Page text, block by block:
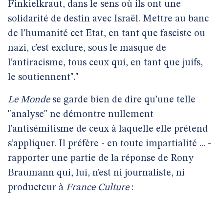
Finkielkraut, dans le sens où ils ont une
solidarité de destin avec Israël. Mettre au banc
de l’humanité cet Etat, en tant que fasciste ou
nazi, c’est exclure, sous le masque de
l’antiracisme, tous ceux qui, en tant que juifs,
le soutiennent"."
Le Mondese garde bien de dire qu’une telle
"analyse" ne démontre nullement
l’antisémitisme de ceux à laquelle elle prétend
s’appliquer. Il préfère - en toute impartialité ... -
rapporter une partie de la réponse de Rony
Braumann qui, lui, n’est ni journaliste, ni
producteur à France Culture: